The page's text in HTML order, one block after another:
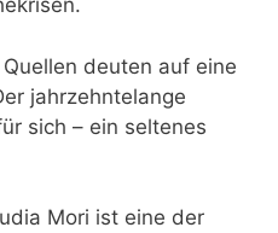
deuten auf eine
jahrzehntelange
sich – ein seltenes
Mori ist eine der